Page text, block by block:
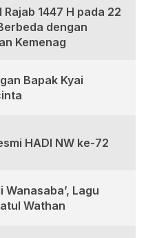
1447 H pada 22
dengan
Kemenag
Bapak Kyai
HADI NW ke-72
Wanasaba’, Lagu
Wathan